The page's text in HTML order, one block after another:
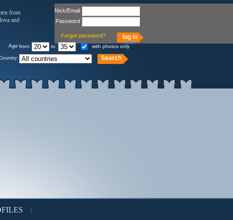
from
and
Forgot password?
Nick/Email
Password
Age from: to with photos only